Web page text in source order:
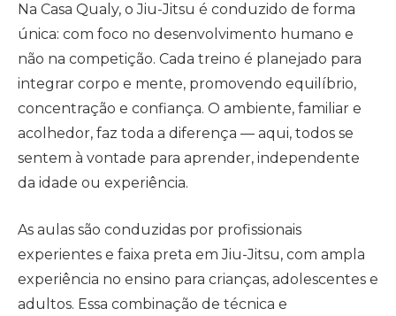
Na Casa Qualy, o Jiu-Jitsu é conduzido de forma
única: com foco no desenvolvimento humano e
não na competição. Cada treino é planejado para
integrar corpo e mente, promovendo equilíbrio,
concentração e confiança. O ambiente, familiar e
acolhedor, faz toda a diferença — aqui, todos se
sentem à vontade para aprender, independente
da idade ou experiência.
As aulas são conduzidas por profissionais
experientes e faixa preta em Jiu-Jitsu, com ampla
experiência no ensino para crianças, adolescentes e
adultos. Essa combinação de técnica e